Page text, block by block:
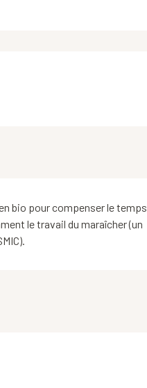
bio pour compenser le temps
le travail du maraîcher (un